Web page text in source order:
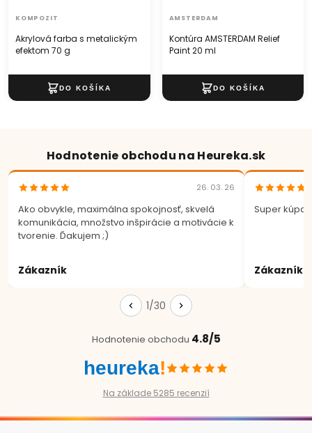
Akrylová farba s metalickým
efektom 70 g
KOMPOZIT
Kontúra AMSTERDAM Relief
Paint 20 ml
AMSTERDAM
Hodnotenie obchodu na Heureka.sk
26. 03. 26
Ako obvykle, maximálna spokojnosť, skvelá
komunikácia, množstvo inšpirácie a motivácie k
tvorenie. Ďakujem ;)
Zákazník
Super
Zákazník
1/30
Hodnotenie obchodu 4.8/5
heureka!
Na základe 5285 recenzií